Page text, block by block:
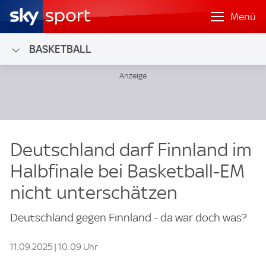
Menü
BASKETBALL
Deutschland darf Finnland im
Halbfinale bei Basketball-EM
nicht unterschätzen
Deutschland gegen Finnland - da war doch was?
11.09.2025 | 10:09 Uhr